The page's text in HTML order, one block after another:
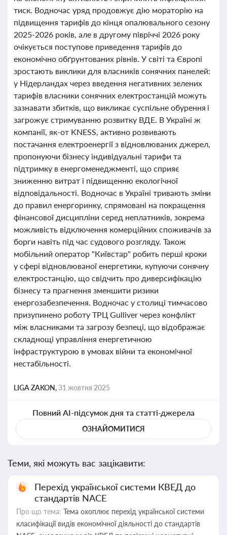
тиск. Водночас уряд продовжує дію мораторію на
підвищення тарифів до кінця опалювального сезону
2025-2026 років, але в другому півріччі 2026 року
очікується поступове приведення тарифів до
економічно обґрунтованих рівнів. У світі та Європі
зростають виклики для власників сонячних панелей:
у Нідерландах через введення негативних зелених
тарифів власники сонячних електростанцій можуть
зазнавати збитків, що викликає суспільне обурення і
загрожує стримуванню розвитку ВДЕ. В Україні ж
компанії, як-от KNESS, активно розвивають
постачання електроенергії з відновлюваних джерел,
пропонуючи бізнесу індивідуальні тарифи та
підтримку в енергоменеджменті, що сприяє
зниженню витрат і підвищенню екологічної
відповідальності. Водночас в Україні тривають зміни
до правил енергоринку, спрямовані на покращення
фінансової дисципліни серед неплатників, зокрема
можливість відключення комерційних споживачів за
борги навіть під час судового розгляду. Також
мобільний оператор "Київстар" робить перші кроки
у сфері відновлюваної енергетики, купуючи сонячну
електростанцію, що свідчить про диверсифікацію
бізнесу та прагнення зменшити ризики
енергозабезпечення. Водночас у столиці тимчасово
призупинено роботу ТРЦ Gulliver через конфлікт
між власниками та загрозу безпеці, що відображає
складнощі управління енергетичною
інфраструктурою в умовах війни та економічної
нестабільності.
LIGA ZAKON,31 жовтня 2025
Повний AI-підсумок дня та статті-джерела
ОЗНАЙОМИТИСЯ
Теми, які можуть вас зацікавити:
Перехід української системи КВЕД до
стандартів NACE
Про що тема: Тема охоплює перехід української системи
класифікації видів економічної діяльності до стандартів